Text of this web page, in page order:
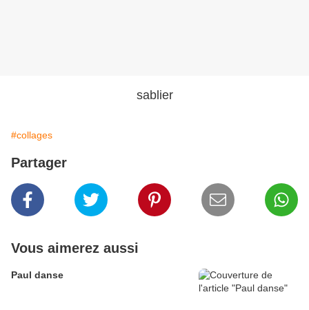
sablier
#collages
Partager
Vous aimerez aussi
Paul danse